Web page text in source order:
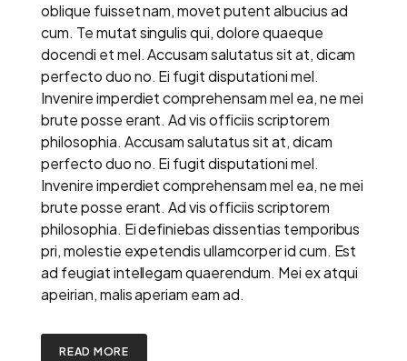
oblique fuisset nam, movet putent albucius ad
cum. Te mutat singulis qui, dolore quaeque
docendi et mel. Accusam salutatus sit at, dicam
perfecto duo no. Ei fugit disputationi mel.
Invenire imperdiet comprehensam mel ea, ne mei
brute posse erant. Ad vis officiis scriptorem
philosophia. Accusam salutatus sit at, dicam
perfecto duo no. Ei fugit disputationi mel.
Invenire imperdiet comprehensam mel ea, ne mei
brute posse erant. Ad vis officiis scriptorem
philosophia. Ei definiebas dissentias temporibus
pri, molestie expetendis ullamcorper id cum. Est
ad feugiat intellegam quaerendum. Mei ex atqui
apeirian, malis aperiam eam ad.
READ MORE